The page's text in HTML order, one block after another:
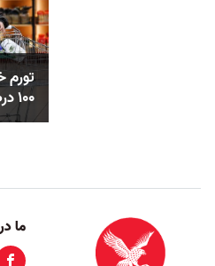
تورم
۱۰۰ درصد گذشت
ما